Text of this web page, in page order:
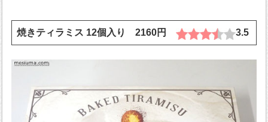
焼きティラミス 12個入り 2160円 3.5